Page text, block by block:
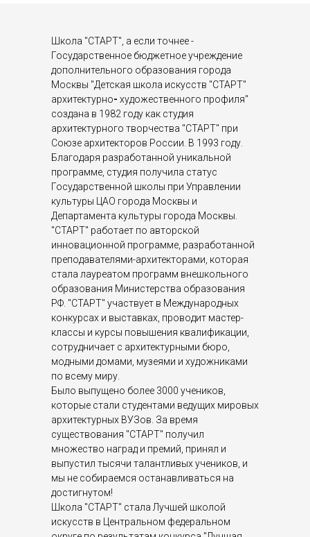
Школа "СТАРТ", а если точнее -
Государственное бюджетное учреждение
дополнительного образования города
Москвы "Детская школа искусств "СТАРТ"
архитектурно- художественного профиля"
создана в 1982 году как студия
архитектурного творчества "СТАРТ" при
Союзе архитекторов России. В 1993 году.
Благодаря разработанной уникальной
программе, студия получила статус
Государственной школы при Управлении
культуры ЦАО города Москвы и
Департамента культуры города Москвы.
"СТАРТ" работает по авторской
инновационной программе, разработанной
преподавателями-архитекторами, которая
стала лауреатом программ внешкольного
образования Министерства образования
РФ. "СТАРТ" участвует в Международных
конкурсах и выставках, проводит мастер-
классы и курсы повышения квалификации,
сотрудничает с архитектурными бюро,
модными домами, музеями и художниками
по всему миру.
Было выпущено более 3000 учеников,
которые стали студентами ведущих мировых
архитектурных ВУЗов. За время
существования "СТАРТ" получил
множество наград и премий, принял и
выпустил тысячи талантливых учеников, и
мы не собираемся останавливаться на
достигнутом!
Школа "СТАРТ" стала Лучшей школой
искусств в Центральном федеральном